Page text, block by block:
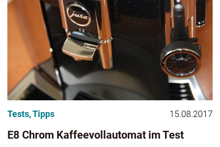
Tests,Tipps 15.08.2017
E8 Chrom Kaffeevollautomat im Test